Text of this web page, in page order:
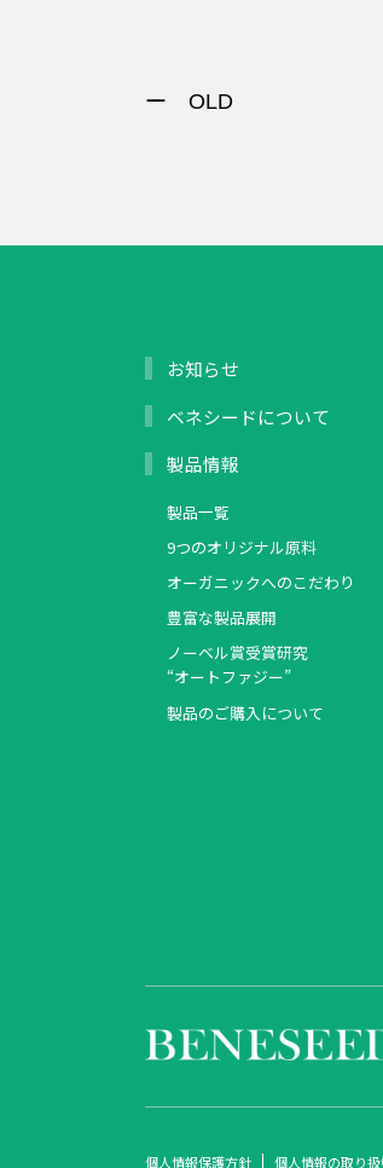
ー OLD
お知らせ
ベネシードについて
製品情報
製品一覧
9つのオリジナル原料
オーガニックへのこだわり
豊富な製品展開
ノーベル賞受賞研究
“オートファジー”
製品のご購入について
個人情報保護方針 個人情報の取り